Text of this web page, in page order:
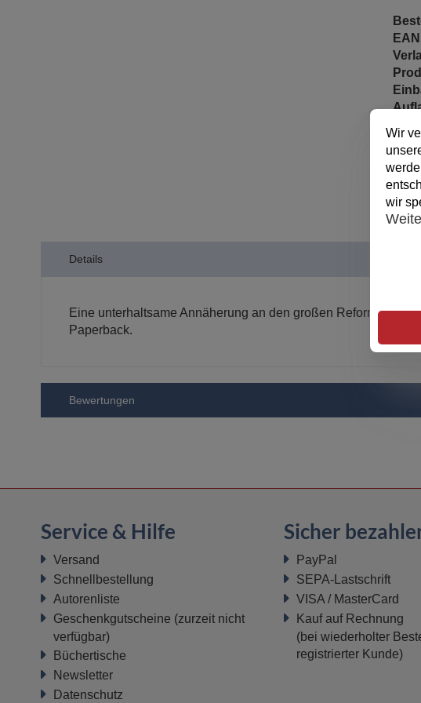
Details
Eine unterhaltsame Annäherung an den großen Reformator -
Paperback.
Bewertungen
Wir
wir
Service & Hilfe
Versand
Schnellbestellung
Autorenliste
Geschenkgutscheine (zurzeit nicht
verfügbar)
Büchertische
Newsletter
Datenschutz
Sicher
PayPal
SEPA-Lastschrift
VISA / MasterCard
Kauf auf Rechnung
(bei wiederholter
registrierter Kunde)